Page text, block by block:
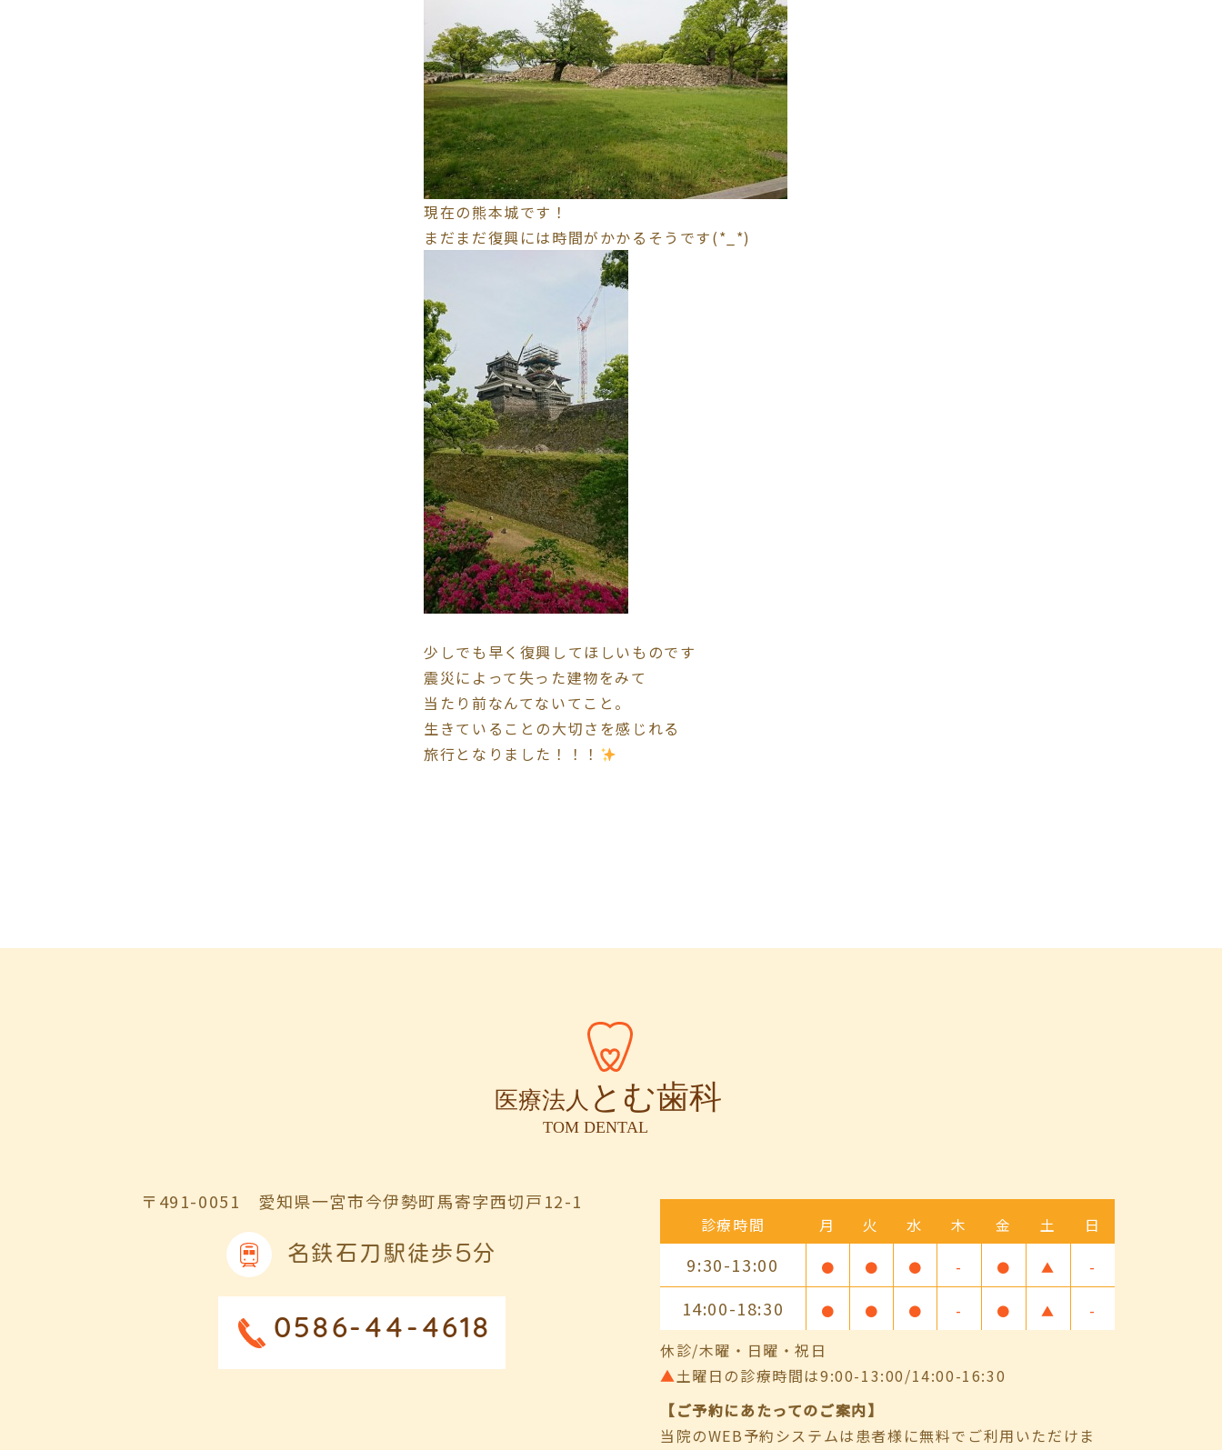
現在の熊本城です！
まだまだ復興には時間がかかるそうです(*_*)
少しでも早く復興してほしいものです
震災によって失った建物をみて
当たり前なんてないてこと。
生きていることの大切さを感じれる
旅行となりました！！！
〒491-0051 愛知県一宮市今伊勢町馬寄字西切戸12-1
名鉄石刀駅徒歩5分
0586-44-4618
診療時間 月 火 水 木 金 土 日
9:30-13:00 ● ● ● - ● ▲ -
14:00-18:30 ● ● ● - ● ▲ -
休診/木曜・日曜・祝日
▲土曜日の診療時間は9:00-13:00/14:00-16:30
【ご予約にあたってのご案内】
当院のWEB予約システムは患者様に無料でご利用いただけま